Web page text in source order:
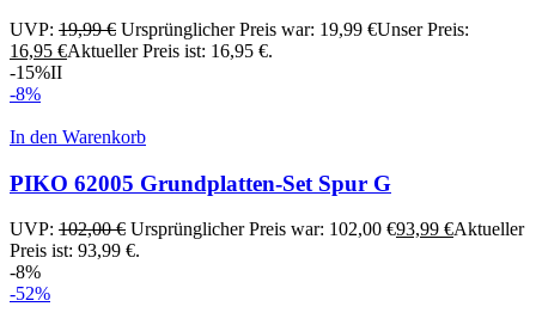
UVP: 19,99€ Ursprünglicher Preis war: 19,99 €Unser Preis:
16,95 €Aktueller Preis ist: 16,95 €.
-15%II
-8%
In den Warenkorb
PIKO 62005 Grundplatten-Set Spur G
UVP: 102,00€ Ursprünglicher Preis war: 102,00 €93,99 €Aktueller
Preis ist: 93,99 €.
-8%
-52%